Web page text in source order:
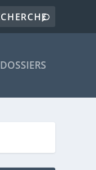
DOSSIERS